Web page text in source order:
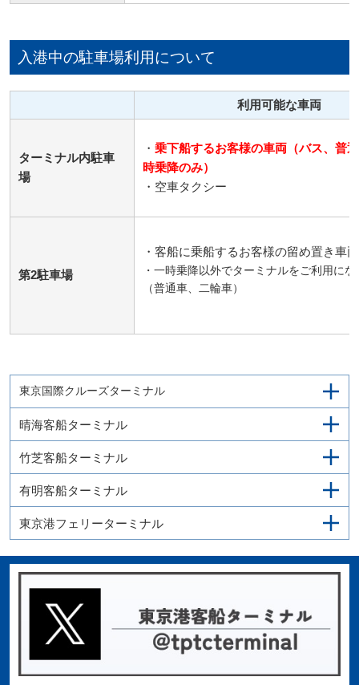
入港中の駐車場利用について
利用可能な車両
ターミナル内駐車
場
・ 乗下船するお客様の車両（バス、普
時乗降のみ）
・空車タクシー
第2駐車場
・客船に乗船するお客様の留め置き車両
・一時乗降以外でターミナルをご利用に
（普通車、二輪車）
東京国際クルーズターミナル
晴海客船ターミナル
竹芝客船ターミナル
有明客船ターミナル
東京港フェリーターミナル